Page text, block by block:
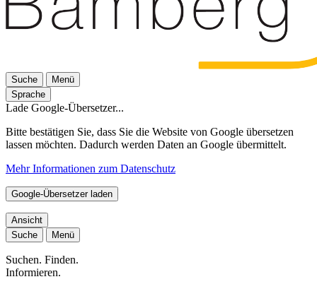
Suche
Menü
Sprache
Lade Google-Übersetzer...
Bitte bestätigen Sie, dass Sie die Website von Google übersetzen
lassen möchten. Dadurch werden Daten an Google übermittelt.
Mehr Informationen zum Datenschutz
Google-Übersetzer laden
Ansicht
Suche
Menü
Suchen. Finden.
Informieren.